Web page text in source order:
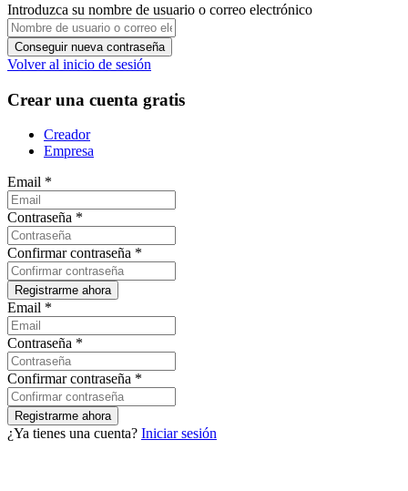
Introduzca su nombre de usuario o correo electrónico
Volver al inicio de sesión
Crear una cuenta gratis
Creador
Empresa
Email *
Contraseña *
Confirmar contraseña *
Email *
Contraseña *
Confirmar contraseña *
¿Ya tienes una cuenta? Iniciar sesión